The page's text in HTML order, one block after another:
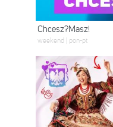
Chcesz?Masz!
weekend | pon-pt